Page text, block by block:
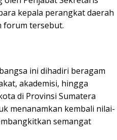
kepala perangkat daerah
forum tersebut.
ini dihadiri beragam
akademisi, hingga
di Provinsi Sumatera
menanamkan kembali nilai-
semangat